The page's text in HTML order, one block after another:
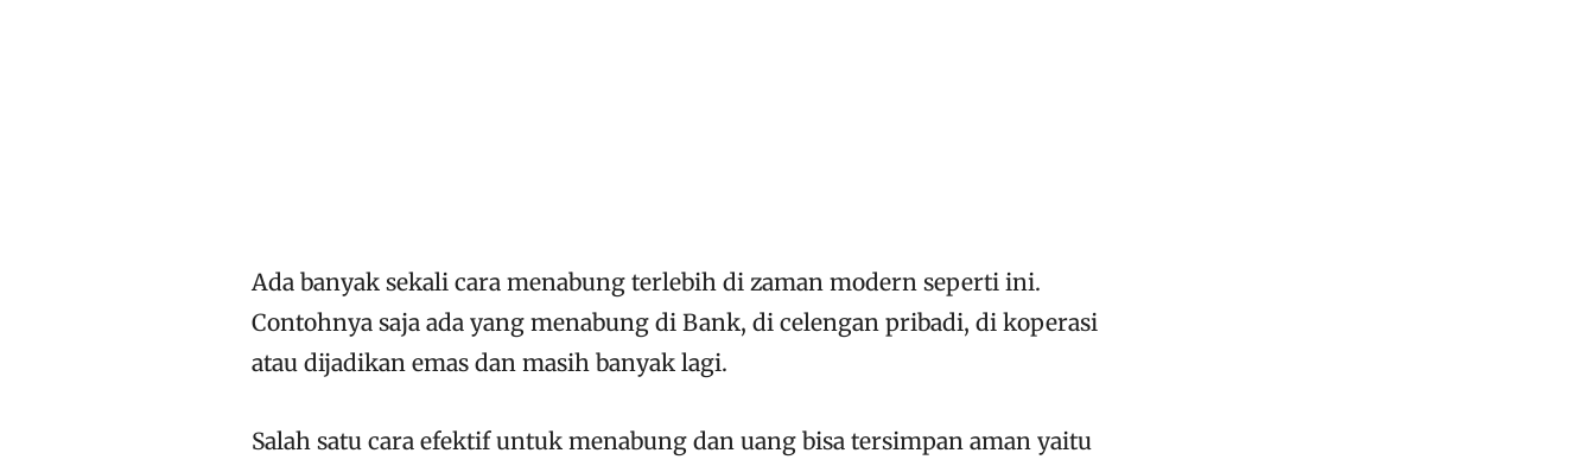
Ada banyak sekali cara menabung terlebih di zaman modern seperti ini.
Contohnya saja ada yang menabung di Bank, di celengan pribadi, di koperasi
atau dijadikan emas dan masih banyak lagi.
Salah satu cara efektif untuk menabung dan uang bisa tersimpan aman yaitu